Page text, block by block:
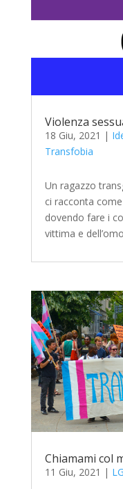
Violenza
18 Giu, 2021 |
Transfobia
Un ragazzo
ci racconta
dovendo fare i
vittima e
Chiamami col
11 Giu, 2021 |